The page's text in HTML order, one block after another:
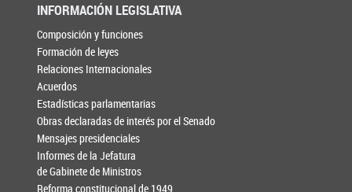
INFORMACIÓN LEGISLATIVA
Composición y funciones
Formación de leyes
Relaciones Internacionales
Acuerdos
Estadísticas parlamentarias
Obras declaradas de interés por el Senado
Mensajes presidenciales
Informes de la Jefatura
de Gabinete de Ministros
Reforma constitucional de 1949